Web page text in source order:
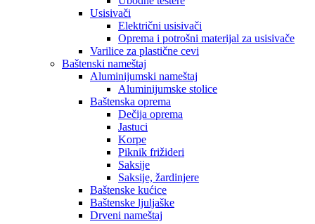
Usisivači
Električni usisivači
Oprema i potrošni materijal za usisivače
Varilice za plastične cevi
Baštenski nameštaj
Aluminijumski nameštaj
Aluminijumske stolice
Baštenska oprema
Dečija oprema
Jastuci
Korpe
Piknik frižideri
Saksije
Saksije, žardinjere
Baštenske kućice
Baštenske ljuljaške
Drveni nameštaj